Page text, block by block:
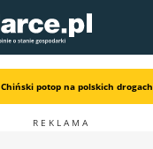
Chiński potop na polskich drogach